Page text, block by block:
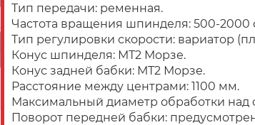
Тип передачи: ременная.
Частота вращения шпинделя: 500-2000
Тип регулировки скорости: вариатор
Конус шпинделя: МТ2 Морзе.
Конус задней бабки: МТ2 Морзе.
Расстояние между центрами: 1100 мм.
Максимальный диаметр обработки над
Поворот передней бабки: